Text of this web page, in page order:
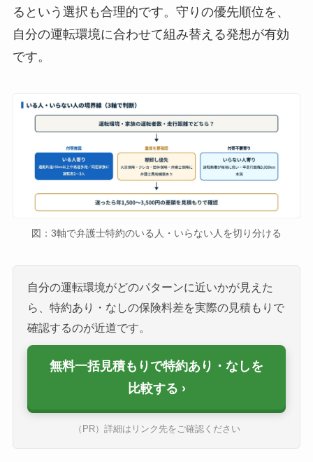
るという選択も合理的です。守りの優先順位を、
自分の運転環境に合わせて組み替える発想が有効
です。
図：3軸で弁護士特約のいる人・いらない人を切り分ける
自分の運転環境がどのパターンに近いかが見えた
ら、特約あり・なしの保険料差を実際の見積もりで
確認するのが近道です。
無料一括見積もりで特約あり・なしを
比較する
（PR）詳細はリンク先をご確認ください